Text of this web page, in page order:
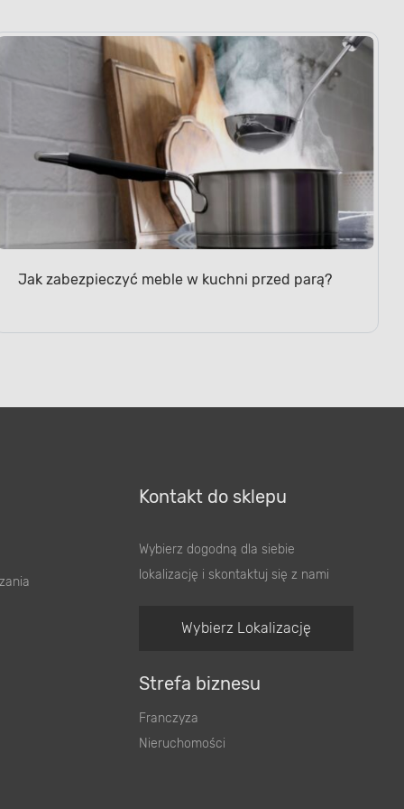
lokalizację i skontaktuj się z nami
Nieruchomości